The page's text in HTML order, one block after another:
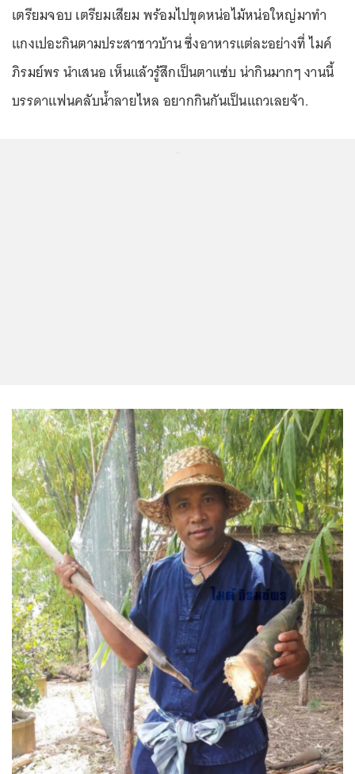
เตรียมจอบ เตรียมเสียม พร้อมไปขุดหน่อไม้หน่อใหญ่มาทำ
แกงเปอะกินตามประสาชาวบ้าน ซึ่งอาหารแต่ละอย่างที่ ไมค์
ภิรมย์พร นำเสนอ เห็นแล้วรู้สึกเป็นตาแซ่บ น่ากินมากๆ งานนี้
บรรดาแฟนคลับน้ำลายไหล อยากกินกันเป็นแถวเลยจ้า.